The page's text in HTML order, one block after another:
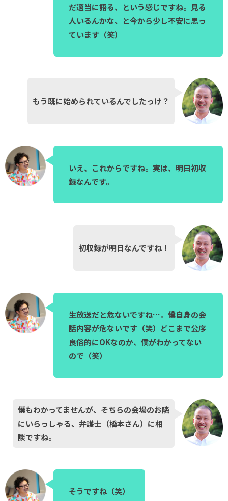
だ適当に語る、という感じですね。見る
人いるんかな、と今から少し不安に思っ
ています（笑）
もう既に始められているんでしたっけ？
いえ、これからですね。実は、明日初収
録なんです。
初収録が明日なんですね！
生放送だと危ないですね…。僕自身の会
話内容が危ないです（笑）どこまで公序
良俗的にOKなのか、僕がわかってない
ので（笑）
僕もわかってませんが、そちらの会場のお隣
にいらっしゃる、弁護士（橋本さん）に相
談ですね。
そうですね（笑）